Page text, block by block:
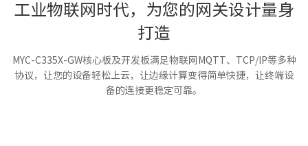
工业物联网时代，为您的网关设计量身
打造
MYC-C335X-GW核心板及开发板满足物联网MQTT、TCP/IP等多种
协议，让您的设备轻松上云，让边缘计算变得简单快捷，让终端设
备的连接更稳定可靠。